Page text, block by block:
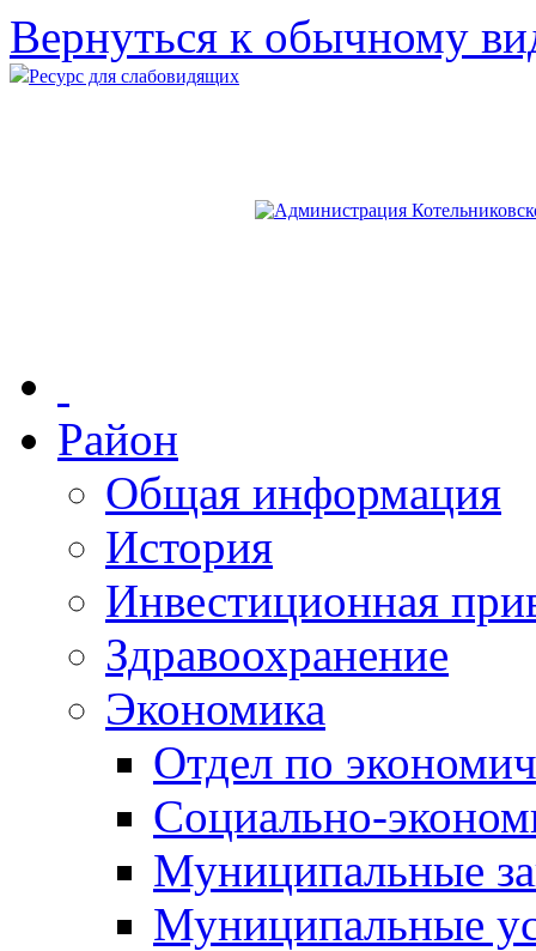
Вернуться к обычному
Ресурс для слабовидящих
Район
Общая информация
История
Инвестиционная
Здравоохранение
Экономика
Отдел по
Социально-
Муниципальные
Муниципальные